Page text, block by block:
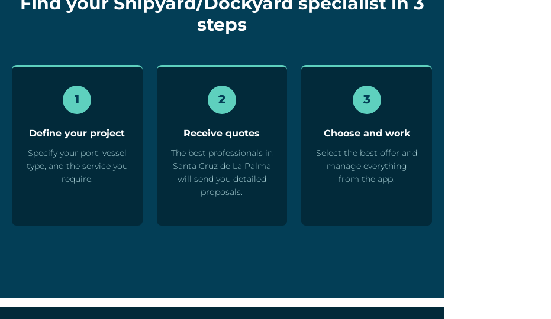
steps
1
Define your project
Specify your port, vessel
type, and the service you
require.
2
Receive quotes
The best professionals in
Santa Cruz de La Palma
will send you detailed
proposals.
3
Choose and work
Select the best offer and
manage everything
from the app.